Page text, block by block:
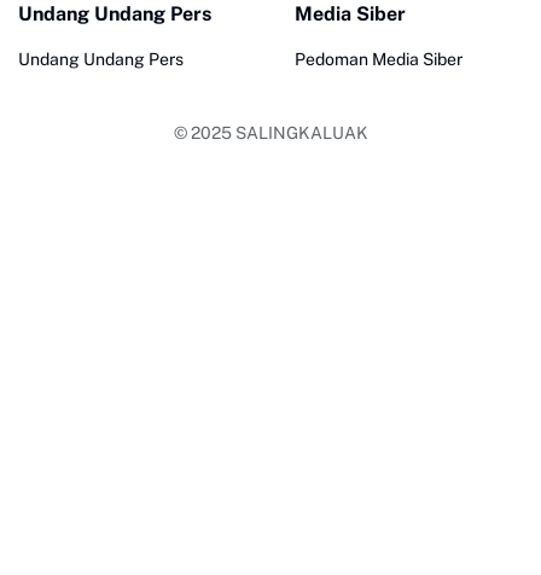
Undang Undang Pers
Undang Undang Pers
Media Siber
Pedoman Media Siber
© 2025 SALINGKALUAK